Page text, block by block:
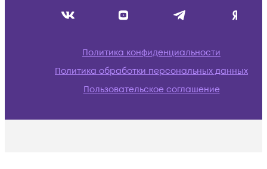
Политика конфиденциальности
Политика обработки персональных данных
Пользовательское соглашение